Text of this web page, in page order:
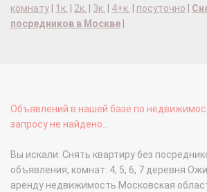
комнату
1к. 2к. 3к. 4+к. посуточно
посредников в Москве
Объявлений в нашей базе по
запросу не найдено...
Вы искали: Снять квартиру без
объявления, комнат: 4, 5, 6, 7 деревня
аренду недвижимость Московская